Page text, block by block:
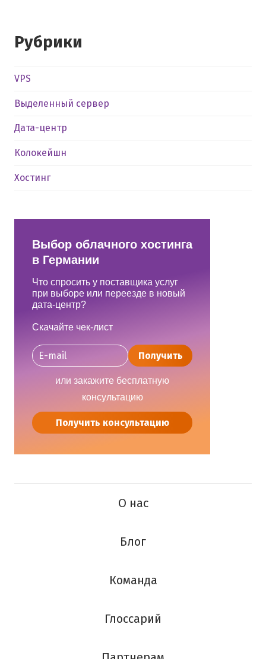
Рубрики
VPS
Выделенный сервер
Дата-центр
Колокейшн
Хостинг
Выбор облачного хостинга
в Германии
Что спросить у поставщика услуг
при выборе или переезде в новый
дата-центр?
Скачайте чек-лист
Получить
или закажите бесплатную
консультацию
Получить консультацию
О нас
Блог
Команда
Глоссарий